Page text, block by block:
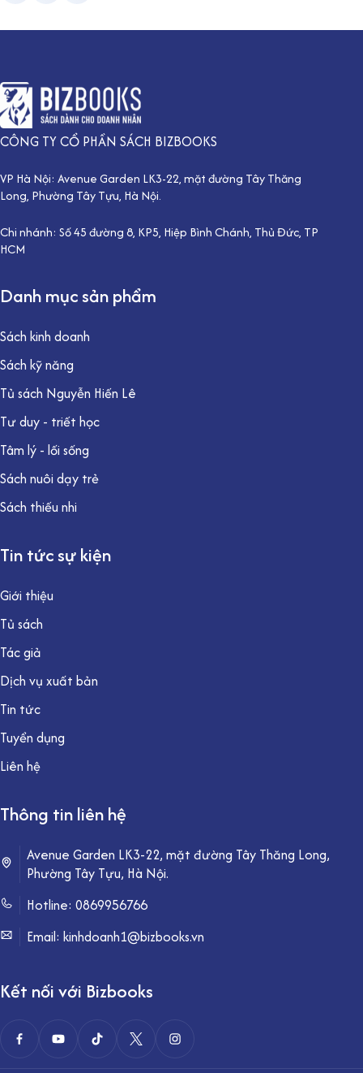
CÔNG TY CỔ PHẦN SÁCH BIZBOOKS
VP Hà Nội: Avenue Garden LK3-22, mặt đường Tây Thăng
Long, Phường Tây Tựu, Hà Nội.
Chi nhánh: Số 45 đường 8, KP5, Hiệp Bình Chánh, Thủ Đức, TP
HCM
Danh mục sản phẩm
Sách kinh doanh
Sách kỹ năng
Tủ sách Nguyễn Hiến Lê
Tư duy - triết học
Tâm lý - lối sống
Sách nuôi dạy trẻ
Sách thiếu nhi
Tin tức sự kiện
Giới thiệu
Tủ sách
Tác giả
Dịch vụ xuất bản
Tin tức
Tuyển dụng
Liên hệ
Thông tin liên hệ
Avenue Garden LK3-22, mặt đường Tây Thăng Long,
Phường Tây Tựu, Hà Nội.
Hotline: 0869956766
Email: kinhdoanh1@bizbooks.vn
Kết nối với Bizbooks